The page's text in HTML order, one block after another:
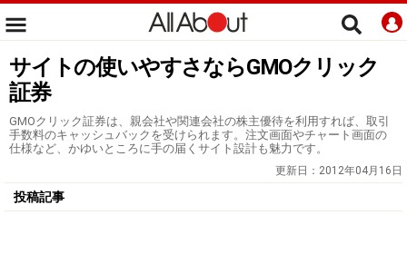
サイトの使いやすさならGMOクリック
証券
GMOクリック証券は、親会社や関連会社の株主優待を利用すれば、取引
手数料のキャッシュバックを受けられます。注文画面やチャート画面の
仕様など、かゆいところに手の届くサイト設計も魅力です。
更新日： 2012年04月16日
投稿記事